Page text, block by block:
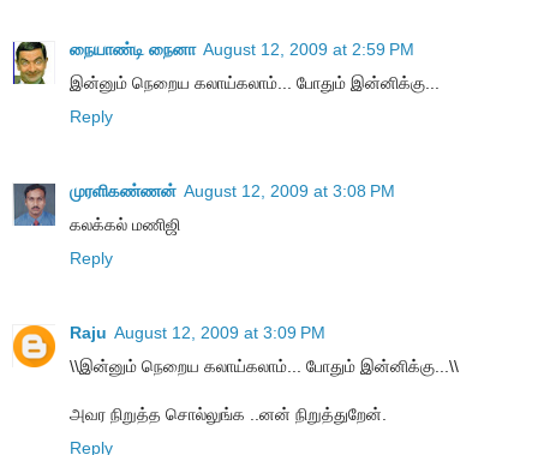
நையாண்டி நைனா August 12, 2009 at 2:59 PM
இன்னும் நெறைய கலாய்கலாம்... போதும் இன்னிக்கு...
Reply
முரளிகண்ணன் August 12, 2009 at 3:08 PM
கலக்கல் மணிஜி
Reply
Raju August 12, 2009 at 3:09 PM
\\இன்னும் நெறைய கலாய்கலாம்... போதும் இன்னிக்கு...\\
அவர நிறுத்த சொல்லுங்க ..னன் நிறுத்துறேன்.
Reply